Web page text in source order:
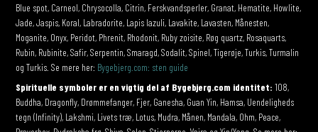
Blue spot, Carneol, Chrysocolla, Citrin, Ferskvandsperler, Granat, Hematite, Howlite,
Jade, Jaspis, Koral, Labradorite, Lapis lazuli, Lavakite, Lavasten, Månesten,
Moganite, Onyx, Peridot, Phrenit, Rhodonit, Ruby zoisite, Røg quartz, Rosaquarts,
Rubin, Rubinite, Safir, Serpentin, Smaragd, Sodalit, Spinel, Tigerøje, Turkis, Turmalin
og Turkis. Se mere her: Bygebjerg.com: sten guide
Spirituelle symboler er en vigtig del af Bygebjerg.com identitet: 108,
Buddha, Dragonfly, Drømmefanger, Fjer, Ganesha, Guan Yin, Hamsa, Uendeligheds
tegn (Infinity), Lakshmi, Livets træ, Lotus, Mudra, Månen, Mandala, Ohm, Peace,